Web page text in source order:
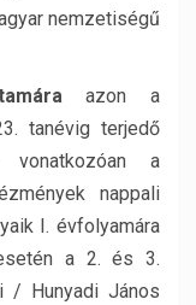
nemzetiségű
azon a
tanévig terjedő
vonatkozóan a
nappali
I. évfolyamára
a 2. és 3.
/ Hunyadi János